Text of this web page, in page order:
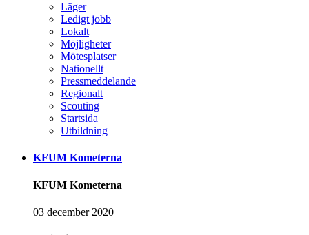
Läger
Ledigt jobb
Lokalt
Möjligheter
Mötesplatser
Nationellt
Pressmeddelande
Regionalt
Scouting
Startsida
Utbildning
KFUM Kometerna
KFUM Kometerna
03 december 2020